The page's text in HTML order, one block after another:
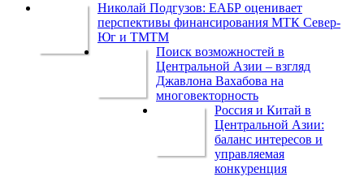
Николай Подгузов: ЕАБР оценивает
перспективы финансирования МТК Север-
Юг и ТМТМ
Поиск возможностей в
Центральной Азии – взгляд
Джавлона Вахабова на
многовекторность
Россия и Китай в
Центральной Азии:
баланс интересов и
управляемая
конкуренция